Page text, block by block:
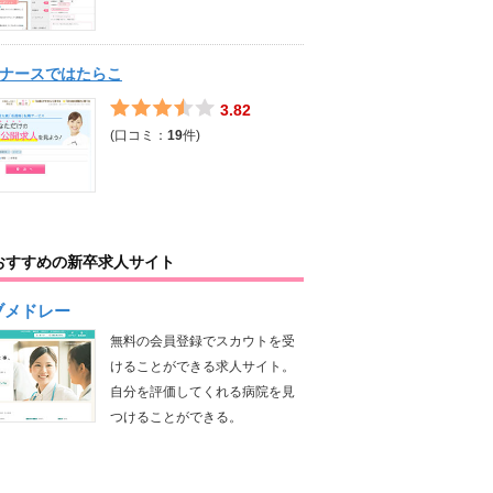
ナースではたらこ
3.82
(口コミ：19件)
すすめの新卒求人サイト
メドレー
無料の会員登録でスカウトを受
けることができる求人サイト。
自分を評価してくれる病院を見
つけることができる。